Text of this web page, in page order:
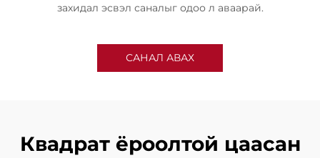
захидал эсвэл саналыг одоо л аваарай.
САНАЛ АВАХ
Квадрат ёроолтой цаасан